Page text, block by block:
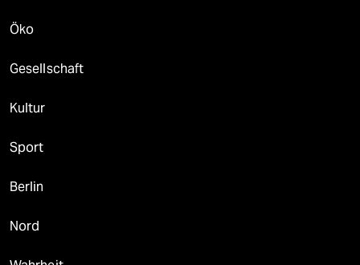
Öko
Gesellschaft
Kultur
Sport
Berlin
Nord